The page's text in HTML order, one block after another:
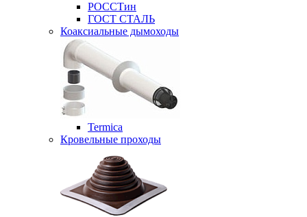
РОССТин
ГОСТ СТАЛЬ
Коаксиальные дымоходы
Termica
Кровельные проходы